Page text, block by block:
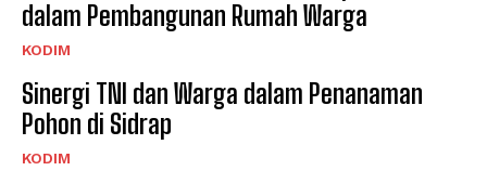
dalam Pembangunan Rumah Warga
KODIM
Sinergi TNI dan Warga dalam Penanaman
Pohon di Sidrap
KODIM